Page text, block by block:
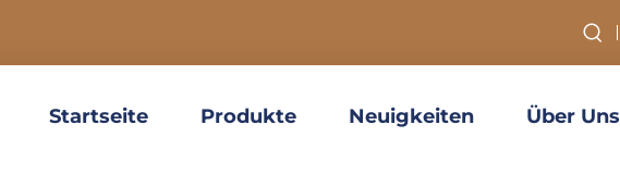
Startseite Produkte Neuigkeiten Über Uns